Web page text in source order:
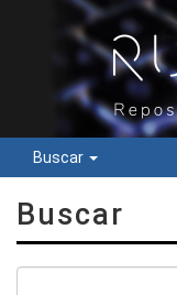
Buscar
Buscar